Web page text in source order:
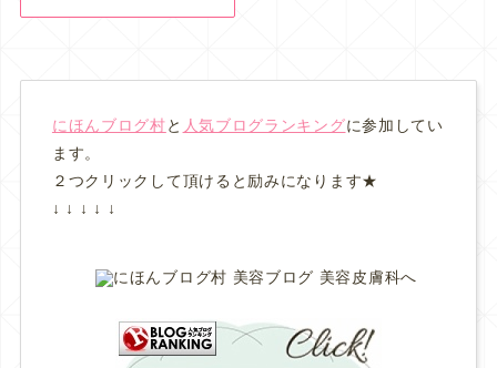
にほんブログ村と 人気ブログランキングに参加してい
ます。
２つクリックして頂けると励みになります★
↓ ↓ ↓ ↓ ↓